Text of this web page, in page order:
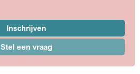
Inschrijven
Stel een vraag